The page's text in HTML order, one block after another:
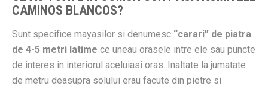
CAMINOS BLANCOS?
Sunt specifice mayasilor si denumesc “carari” de piatra
de 4-5 metri latime ce uneau orasele intre ele sau puncte
de interes in interiorul aceluiasi oras. Inaltate la jumatate
de metru deasupra solului erau facute din pietre si